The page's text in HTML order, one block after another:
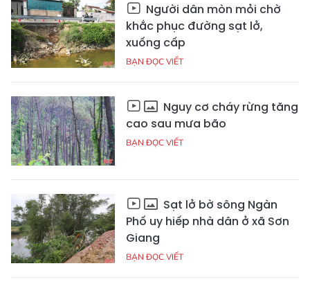
Người dân mòn mỏi chờ
khắc phục đường sạt lở,
xuống cấp
BẠN ĐỌC VIẾT
Nguy cơ cháy rừng tăng
cao sau mưa bão
BẠN ĐỌC VIẾT
Sạt lở bờ sông Ngàn
Phố uy hiếp nhà dân ở xã Sơn
Giang
BẠN ĐỌC VIẾT